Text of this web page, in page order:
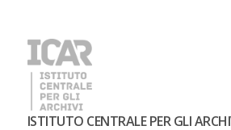
ISTITUTO CENTRALE PER GLI